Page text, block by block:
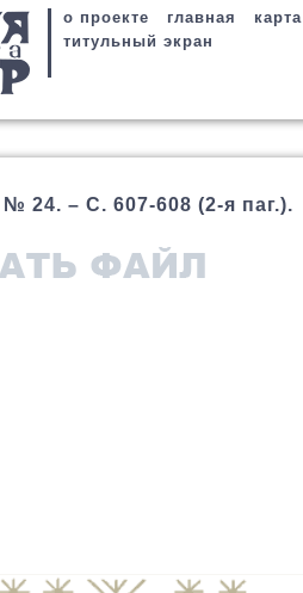
о проекте главная
карта
титульный экран
24. – С. 607-608 (2-я паг.).